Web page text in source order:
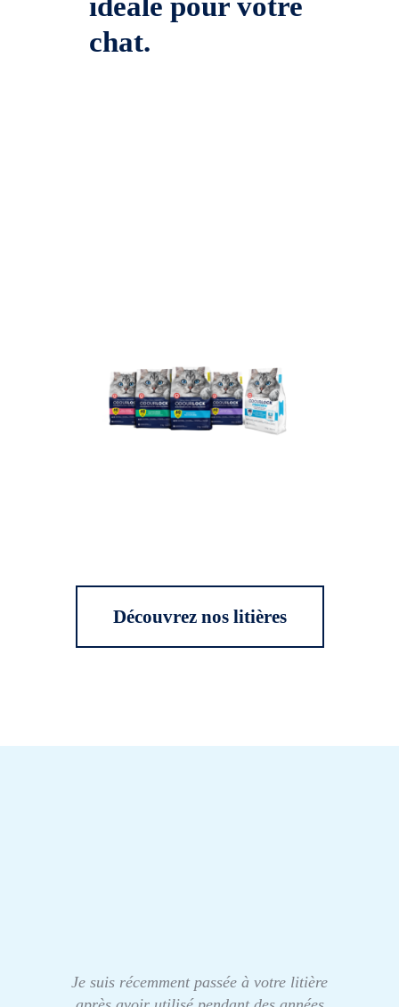
idéale pour votre
chat.
Découvrez nos litières
Je suis récemment passée à votre litière